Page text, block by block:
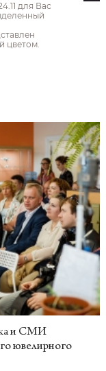
для Вас
цветом.
и СМИ
ювелирного